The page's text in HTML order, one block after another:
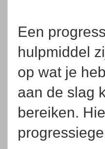
Een
hulpmiddel
op wat je
aan de slag
bereiken.